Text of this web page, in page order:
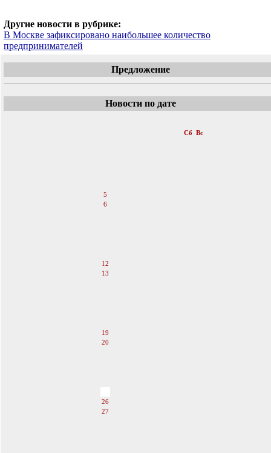
Другие новости в рубрике:
В Москве зафиксировано наибольшее количество
предпринимателей
Предложение
Новости по дате
Сб Вс
5
6
12
13
19
20
26
27